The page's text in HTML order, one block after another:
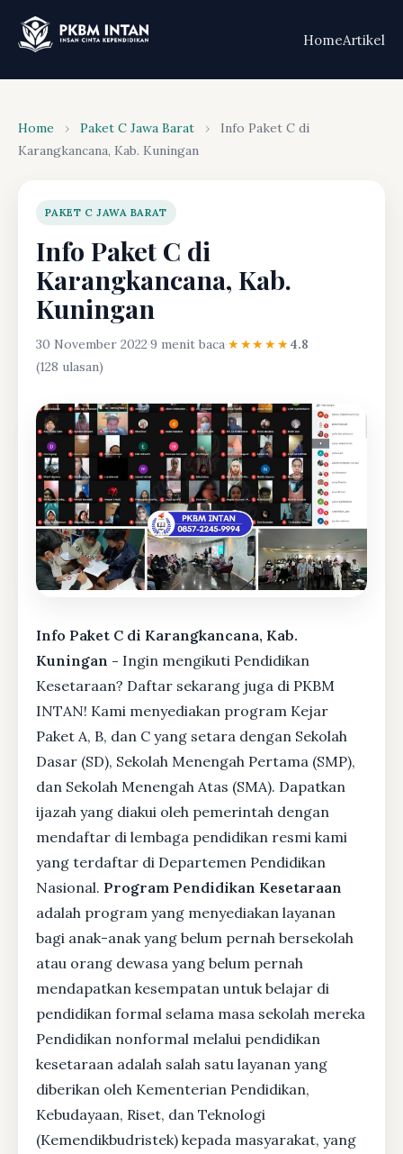
HomeArtikel
Home › Paket C Jawa Barat ›
Info Paket C di
Karangkancana, Kab. Kuningan
PAKET C JAWA BARAT
Info Paket C di
Karangkancana, Kab.
Kuningan
30 November 2022·9 menit baca·★★★★★4.8
(128 ulasan)
Info Paket C di Karangkancana, Kab.
Kuningan - Ingin mengikuti Pendidikan
Kesetaraan? Daftar sekarang juga di PKBM
INTAN! Kami menyediakan program Kejar
Paket A, B, dan C yang setara dengan Sekolah
Dasar (SD), Sekolah Menengah Pertama (SMP),
dan Sekolah Menengah Atas (SMA). Dapatkan
ijazah yang diakui oleh pemerintah dengan
mendaftar di lembaga pendidikan resmi kami
yang terdaftar di Departemen Pendidikan
Nasional. Program Pendidikan Kesetaraan
adalah program yang menyediakan layanan
bagi anak-anak yang belum pernah bersekolah
atau orang dewasa yang belum pernah
mendapatkan kesempatan untuk belajar di
pendidikan formal selama masa sekolah mereka
Pendidikan nonformal melalui pendidikan
kesetaraan adalah salah satu layanan yang
diberikan oleh Kementerian Pendidikan,
Kebudayaan, Riset, dan Teknologi
(Kemendikbudristek) kepada masyarakat, yang